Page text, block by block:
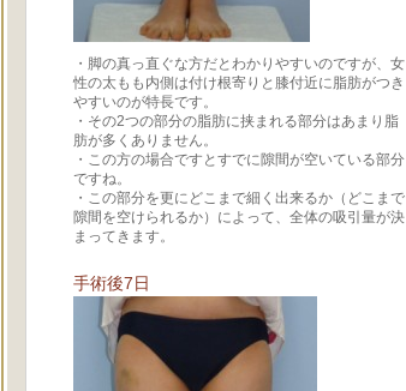
・脚の真っ直ぐな方だとわかりやすいのですが、女
性の太もも内側は付け根寄りと膝付近に脂肪がつき
やすいのが特長です。
・その2つの部分の脂肪に挟まれる部分はあまり脂
肪が多くありません。
・この方の場合ですとすでに隙間が空いている部分
ですね。
・この部分を更にどこまで細く出来るか（どこまで
隙間を空けられるか）によって、全体の吸引量が決
まってきます。
手術後7日